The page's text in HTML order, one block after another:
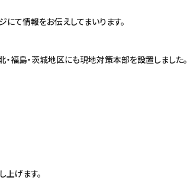
て情報をお伝えしてまいります。
・福島・茨城地区にも現地対策本部を設置しました。
上げます。